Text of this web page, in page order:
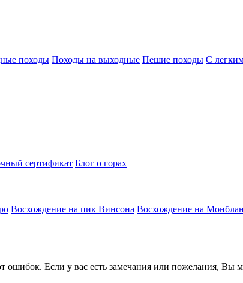
походы Походы на выходные Пешие походы С
сертификат Блог о горах
Восхождение на пик Винсона Восхождение на Монблан
ошибок. Если у вас есть замечания или пожелания, Вы